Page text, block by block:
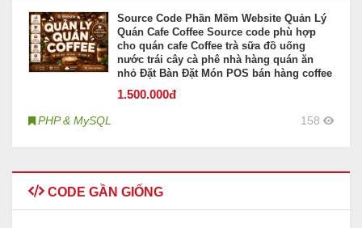
Source Code Phần Mềm Website Quản Lý
Quán Cafe Coffee Source code phù hợp
cho quán cafe Coffee trà sữa đồ uống
nước trái cây cà phê nhà hàng quán ăn
nhỏ Đặt Bàn Đặt Món POS bán hàng coffee
1.500.000đ
PHP & MySQL 158
CODE GẦN GIỐNG